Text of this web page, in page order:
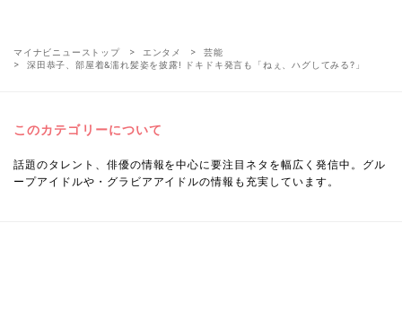
マイナビニューストップ エンタメ
芸能
深田恭子、部屋着&濡れ髪姿を披露! ドキドキ発言も「ねぇ、ハグしてみる?」
このカテゴリーについて
話題のタレント、俳優の情報を中心に要注目ネタを幅広く発信中。グル
ープアイドルや・グラビアアイドルの情報も充実しています。